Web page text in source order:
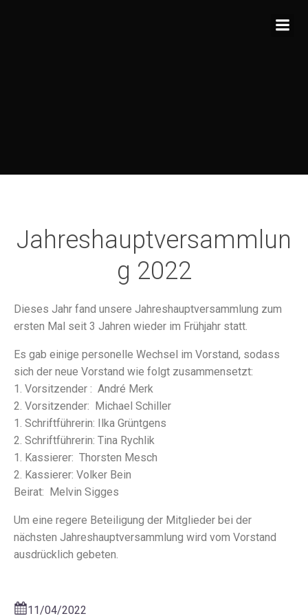
Jahreshauptversammlun
g 2022
Dieses Jahr fand unsere Jahreshauptversammlung zum
ersten Mal seit 3 Jahren wieder im Frühjahr statt.
Es gab einige personelle Wechsel im Vorstand, sodass
sich der neue Vorstand wie folgt zusammensetzt:
1. Vorsitzender : André Merk
2. Vorsitzender: Michael Schiller
1. Schriftführerin: Ilka Grüntgens
2. Schriftführerin: Tina Rychlik
1. Kassierer: Thorsten Mesch
2. Kassierer: Volker Bein
Beirat: Melvin Sigges
Um eine regere Beteiligung der Mitglieder bei der
nächsten Jahreshauptversammlung wird vom Vorstand
ausdrücklich gebeten.
11/04/2022